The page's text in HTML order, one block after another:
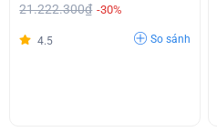
21.222.300₫ -30%
4.5 So sánh